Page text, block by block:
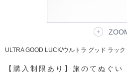
ULTRA GOOD LUCK/ウルトラ グッド ラック
【購入制限あり】旅のてぬぐい